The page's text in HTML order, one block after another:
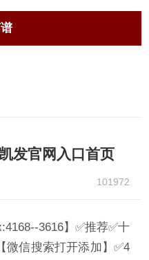
发官网入口首页
101972
3616】✅推荐✅十
微信搜索打开添加】✅4